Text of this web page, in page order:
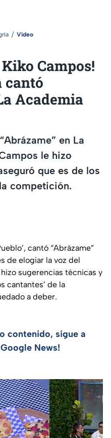
Video
Kiko Campos!
cantó
Academia
en La
le hizo
que es de los
competición.
cantó “Abrázame”
de elogiar la voz del
sugerencias técnicas y
cantantes’ de la
a deber.
contenido, sigue a
News!